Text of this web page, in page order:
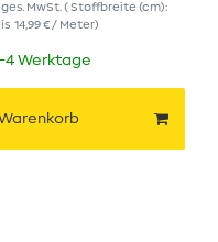
MwSt.( Stoffbreite (cm):
14,99 € / Meter)
Werktage